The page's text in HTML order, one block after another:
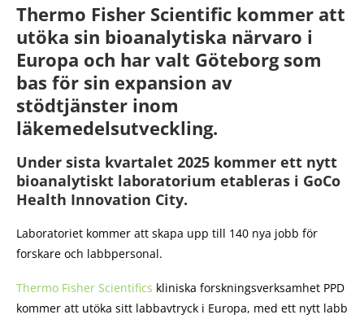
Thermo Fisher Scientific kommer att
utöka sin bioanalytiska närvaro i
Europa och har valt Göteborg som
bas för sin expansion av
stödtjänster inom
läkemedelsutveckling.
Under sista kvartalet 2025 kommer ett nytt
bioanalytiskt laboratorium etableras i GoCo
Health Innovation City.
Laboratoriet kommer att skapa upp till 140 nya jobb för
forskare och labbpersonal.
Thermo Fisher Scientifics kliniska forskningsverksamhet PPD
kommer att utöka sitt labbavtryck i Europa, med ett nytt labb